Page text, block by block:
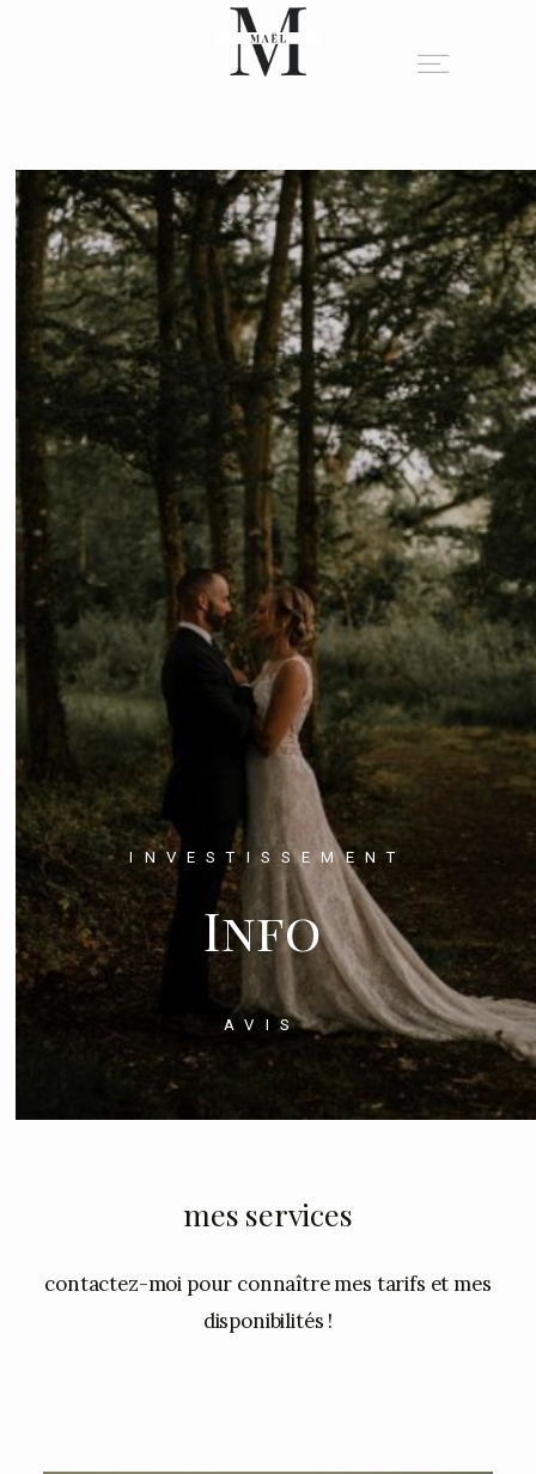
AVIS
Info
INVESTISSEMENT
contactez-moi pour connaître mes tarifs et mes
disponibilités !
mes services
PORTFOLIO
BLOG
CONTACT
EN